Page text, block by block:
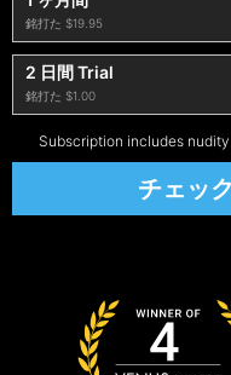
銘打た $19.95
2 日間 Trial
銘打た $1.00
Subscription includes
チェッ